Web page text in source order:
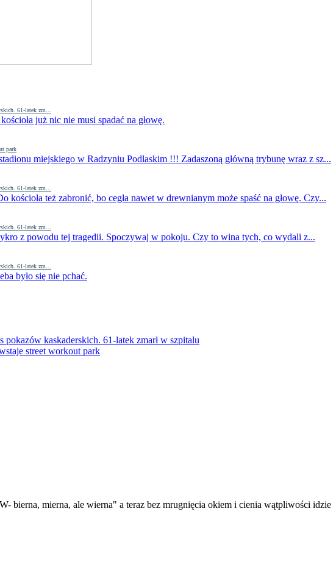
61-latek zm...
już nic nie musi spadać na głowę.
park
miejskiego w Radzyniu Podlaskim !!! Zadaszoną główną trybunę wraz z sz...
61-latek zm...
kościoła też zabronić, bo cegła nawet w drewnianym może spaść na głowę. Czy...
61-latek zm...
z powodu tej tragedii. Spoczywaj w pokoju. Czy to wina tych, co wydali z...
61-latek zm...
było się nie pchać.
pokazów kaskaderskich. 61-latek zmarł w szpitalu
street workout park
bierna, mierna, ale wierna" a teraz bez mrugnięcia okiem i cienia wątpliwości idzie